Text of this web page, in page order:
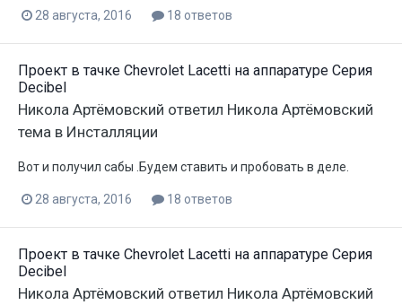
28 августа, 2016 18 ответов
Проект в тачке Chevrolet Lacetti на аппаратуре Серия
Decibel
Никола Артёмовский ответил Никола Артёмовский
тема в Инсталляции
Вот и получил сабы .Будем ставить и пробовать в деле.
28 августа, 2016 18 ответов
Проект в тачке Chevrolet Lacetti на аппаратуре Серия
Decibel
Никола Артёмовский ответил Никола Артёмовский